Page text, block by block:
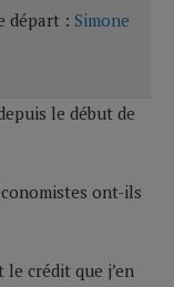
départ : Simone
ont-ils
crédit que j’en